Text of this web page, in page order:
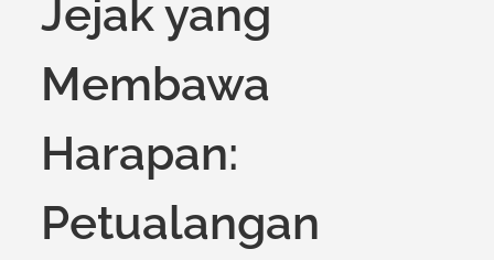
Jejak yang
Membawa
Harapan:
Petualangan